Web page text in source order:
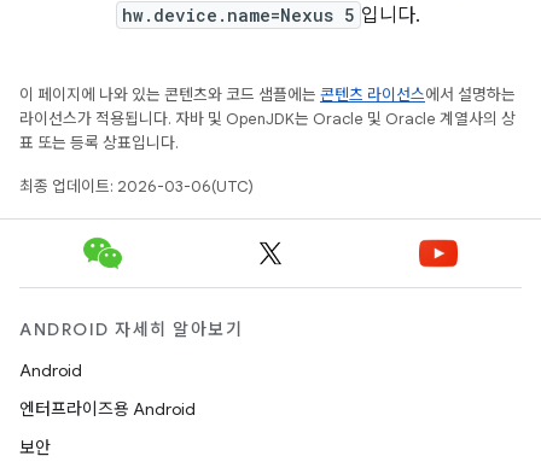
hw.device.name=Nexus 5 입니다.
이 페이지에 나와 있는 콘텐츠와 코드 샘플에는 콘텐츠 라이선스에서 설명하는
라이선스가 적용됩니다. 자바 및 OpenJDK는 Oracle 및 Oracle 계열사의 상
표 또는 등록 상표입니다.
최종 업데이트: 2026-03-06(UTC)
ANDROID 자세히 알아보기
Android
엔터프라이즈용 Android
보안